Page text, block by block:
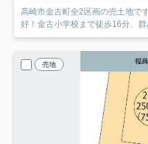
高崎市金古町全2区画の売土地で
好！金古小学校まで徒歩16分、
売地